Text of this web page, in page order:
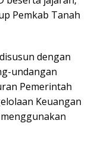
Pemkab Tanah
dengan
undangan
Pemerintah
Keuangan